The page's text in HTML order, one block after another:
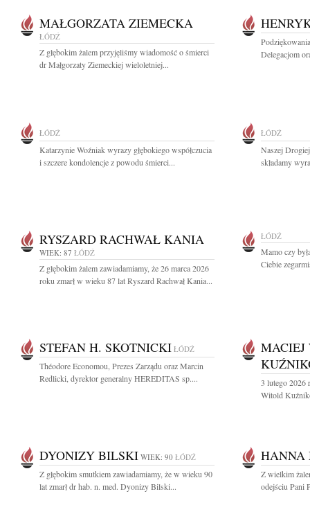
MAŁGORZATA ZIEMECKA
ŁÓDŹ
Z głębokim żalem przyjęliśmy wiadomość o śmierci
dr Małgorzaty Ziemeckiej wieloletniej...
Delegacjom
ŁÓDŹ
Katarzynie Woźniak wyrazy głębokiego współczucia
i szczere kondolencje z powodu śmierci...
ŁÓDŹ
Naszej
składamy
RYSZARD RACHWAŁ KANIA
WIEK: 87 ŁÓDŹ
Z głębokim żalem zawiadamiamy, że 26 marca 2026
roku zmarł w wieku 87 lat Ryszard Rachwał Kania...
ŁÓDŹ
Mamo czy
Ciebie
STEFAN H. SKOTNICKI ŁÓDŹ
Théodore Economou, Prezes Zarządu oraz Marcin
Redlicki, dyrektor generalny HEREDITAS sp....
MACIEJ
3 lutego 2026
Witold
DYONIZY BILSKI WIEK: 90 ŁÓDŹ
Z głębokim smutkiem zawiadamiamy, że w wieku 90
lat zmarł dr hab. n. med. Dyonizy Bilski...
Z wielkim
odejściu Pani